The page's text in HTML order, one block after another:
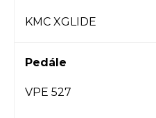
KMC XGLIDE
Pedále
VPE 527